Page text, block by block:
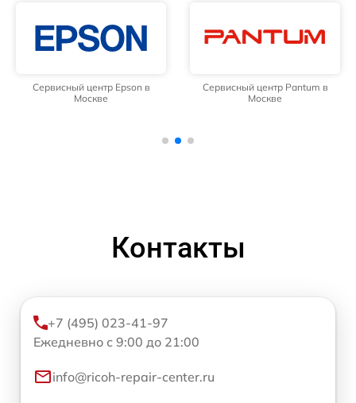
Сервисный центр Epson в
Москве
Сервисный центр Pantum в
Москве
Контакты
+7 (495) 023-41-97
Ежедневно с 9:00 до 21:00
info@ricoh-repair-center.ru